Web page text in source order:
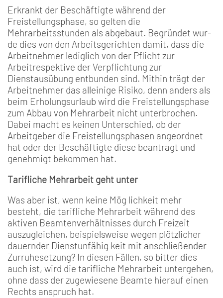
Erkrankt der Beschäftigte wäh­rend der
Freistellungsphase, so gelten die
Mehrarbeitsstunden als abgebaut. Begründet wur­
de dies von den Arbeitsgerich­ten damit, dass die
Arbeitneh­mer lediglich von der Pflicht zur
Arbeitrespektive der Verpflichtung zur
Dienstausübung entbunden sind. Mithin trägt der
Arbeitnehmer das alleinige Risiko, denn anders als
beim Erholungsurlaub wird die Frei­stellungsphase
zum Abbau von Mehrarbeit nicht unterbro­chen.
Dabei macht es keinen Unterschied, ob der
Arbeitge­ber die Freistellungsphasen angeordnet
hat oder der Be­schäftigte diese beantragt und
genehmigt bekommen hat.
Tarifliche Mehrarbeit geht unter
Was aber ist, wenn keine Mög­ lichkeit mehr
besteht, die tarif­liche Mehrarbeit während des
aktiven Beamtenverhältnisses durch Freizeit
auszugleichen, beispielsweise wegen plötzli­cher
dauernder Dienstunfähig­ keit mit anschließender
Zurru­hesetzung? In diesen Fällen, so bitter dies
auch ist, wird die ta­rifliche Mehrarbeit untergehen,
ohne dass der zugewiesene Beamte hierauf einen
Rechts­ anspruch hat.